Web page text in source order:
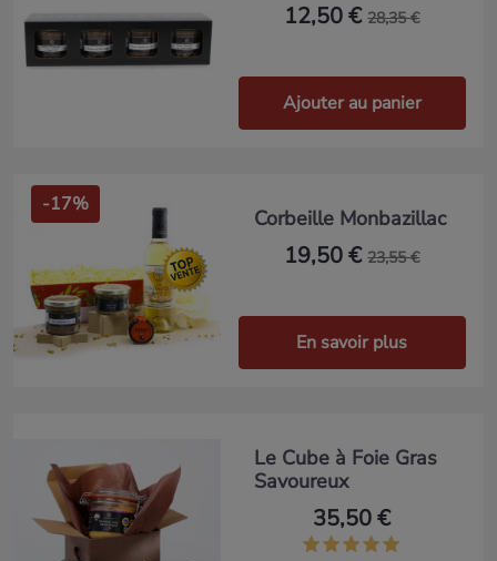
12,50 € 28,35 €
Ajouter au panier
Corbeille Monbazillac
19,50 € 23,55 €
En savoir plus
-17%
Le Cube à Foie Gras
Savoureux
35,50 €